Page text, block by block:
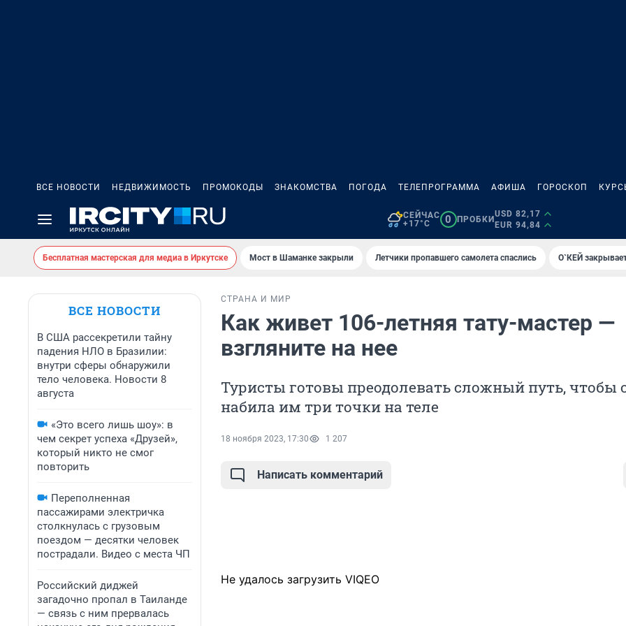
ВСЕ НОВОСТИ НЕДВИЖИМОСТЬ ПРОМОКОДЫ ЗНАКОМСТВА ПОГОДА ТЕЛЕПРОГРАММА АФИША ГОРОСКОП
СЕЙЧАС
+17°C
0 ПРОБКИ
USD 82,17
EUR 94,84
Бесплатная мастерская для медиа в Иркутске Мост в Шаманке закрыли Летчики пропавшего самолета спаслись О`КЕЙ
ВСЕ НОВОСТИ
В США рассекретили тайну
падения НЛО в Бразилии:
внутри сферы обнаружили
тело человека. Новости 8
августа
«Это всего лишь шоу»: в
чем секрет успеха «Друзей»,
который никто не смог
повторить
Переполненная
пассажирами электричка
столкнулась с грузовым
поездом — десятки человек
пострадали. Видео с места ЧП
Российский диджей
загадочно пропал в Таиланде
— связь с ним прервалась
СТРАНА И МИР
Как живет 106-летняя тату-мастер —
взгляните на нее
Туристы готовы преодолевать сложный путь, чтобы
набила им три точки на теле
18 ноября 2023, 17:30 1 207
Написать комментарий
Не удалось загрузить VIQEO